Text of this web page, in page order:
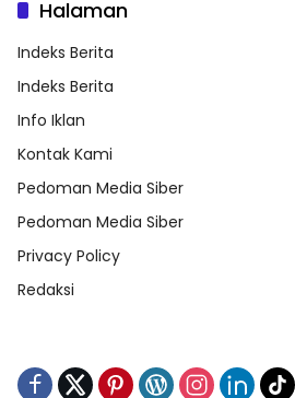
Halaman
Indeks Berita
Indeks Berita
Info Iklan
Kontak Kami
Pedoman Media Siber
Pedoman Media Siber
Privacy Policy
Redaksi